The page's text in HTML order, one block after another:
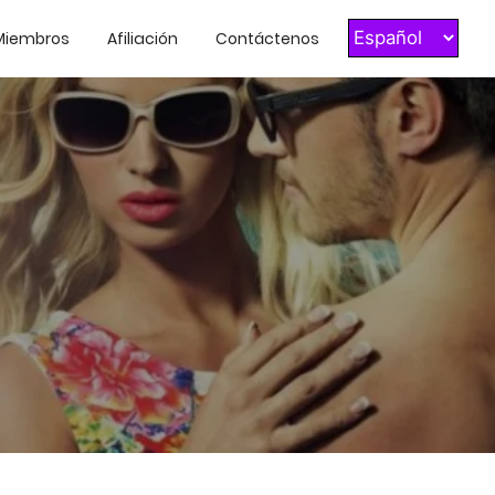
Afiliación Contáctenos